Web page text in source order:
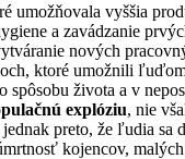
umožňovala vyššia
a zavádzanie
nových
ktoré umožnili
spôsobu života a v
explóziu, nie
preto, že ľudia sa
kojencov,